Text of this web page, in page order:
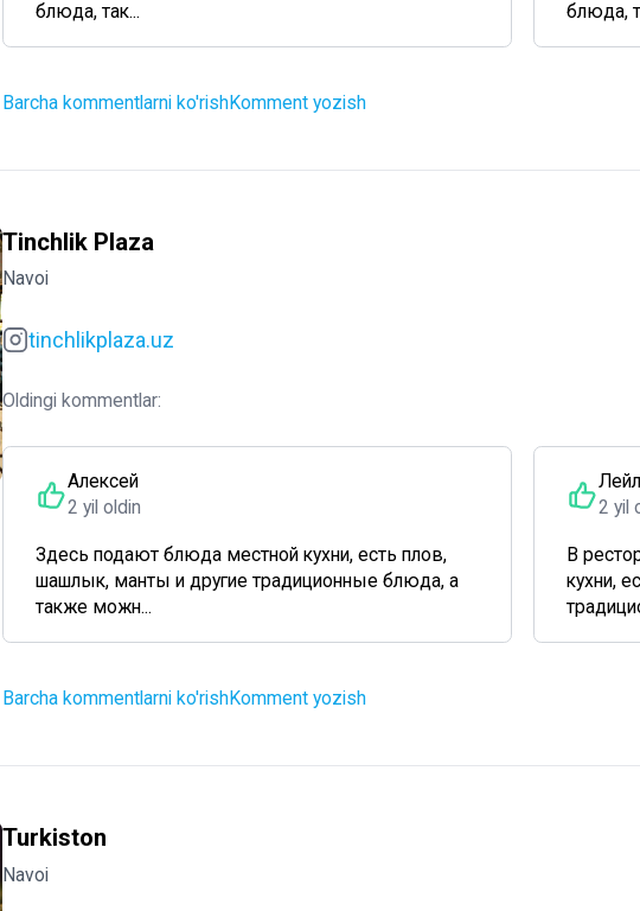
блюда, так...
блюда,
Barcha kommentlarni ko'rishKomment yozish
Tinchlik Plaza
Navoi
tinchlikplaza.uz
Oldingi kommentlar:
Алексей
2 yil oldin
Здесь подают блюда местной кухни, есть плов,
шашлык, манты и другие традиционные блюда, а
также можн...
2 yil
В
кухни,
Barcha kommentlarni ko'rishKomment yozish
Turkiston
Navoi